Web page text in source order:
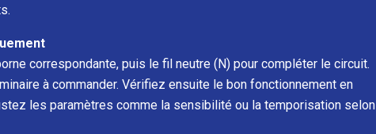
correspondante, puis le fil neutre (N) pour compléter le circuit.
à commander. Vérifiez ensuite le bon fonctionnement en
les paramètres comme la sensibilité ou la temporisation selon